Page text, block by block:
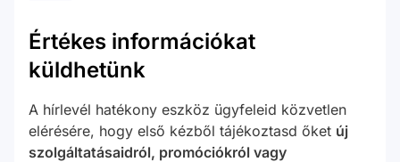
Értékes információkat
küldhetünk
A hírlevél hatékony eszköz ügyfeleid közvetlen
elérésére, hogy első kézből tájékoztasd őket új
szolgáltatásaidról, promóciókról vagy